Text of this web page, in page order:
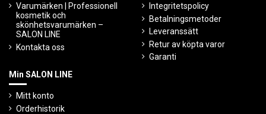
Varumärken | Professionell
kosmetik och
skönhetsvarumärken –
SALON LINE
Kontakta oss
Integritetspolicy
Betalningsmetoder
Leveranssätt
Retur av köpta varor
Garanti
Min SALON LINE
Mitt konto
Orderhistorik